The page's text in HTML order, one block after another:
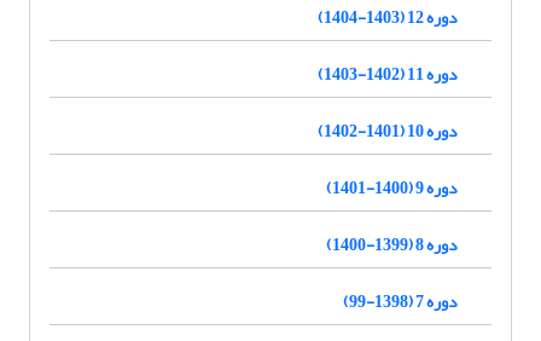
دوره 12 (1403-1404)
دوره 11 (1402-1403)
دوره 10 (1401-1402)
دوره 9 (1400-1401)
دوره 8 (1399-1400)
دوره 7 (1398-99)